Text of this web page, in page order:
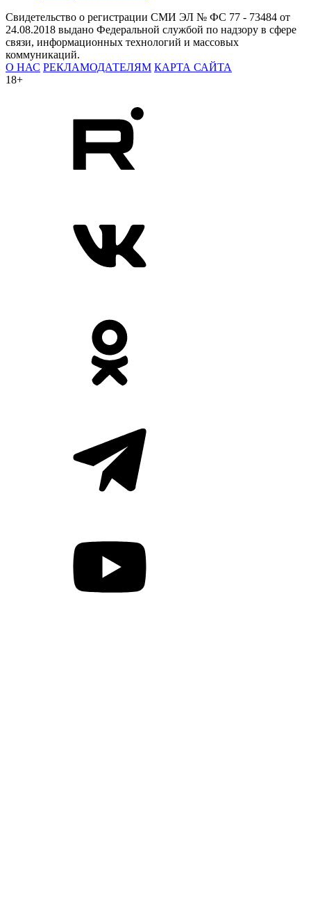
Свидетельство о регистрации СМИ ЭЛ № ФС 77 - 73484 от
24.08.2018 выдано Федеральной службой по надзору в сфере
связи, информационных технологий и массовых
коммуникаций.
О НАС РЕКЛАМОДАТЕЛЯМ КАРТА САЙТА
18+